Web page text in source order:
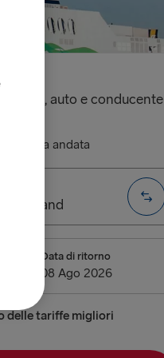
andata, auto e conducente
Sola andata
Holland
Data di ritorno
delle tariffe migliori